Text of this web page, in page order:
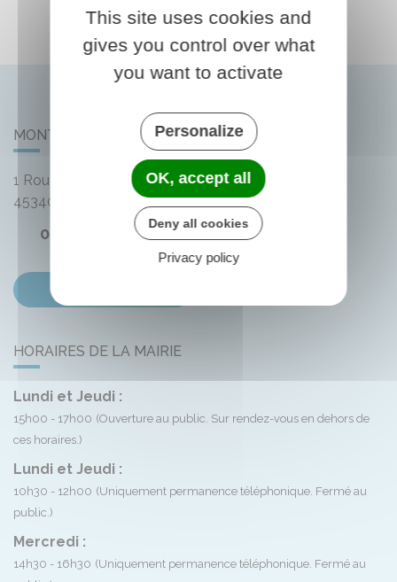
MONTLIARD
1 Route de Bellegarde
45340
02 38 33 72 59
HORAIRES DE LA MAIRIE
Lundi et Jeudi :
15h00 - 17h00 (Ouverture au public. Sur rendez-vous en dehors de
ces horaires.)
Lundi et Jeudi :
10h30 - 12h00 (Uniquement permanence téléphonique. Fermé au
public.)
Mercredi :
14h30 - 16h30 (Uniquement permanence téléphonique. Fermé au
This site uses cookies and
gives you control over what
you want to activate
Personalize
OK, accept all
Deny all cookies
Privacy policy